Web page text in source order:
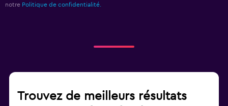
notre Politique de confidentialité.
Trouvez de meilleurs résultats